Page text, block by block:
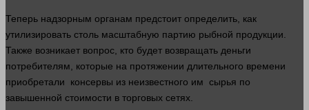
Теперь надзорным органам предстоит определить, как
утилизировать столь масштабную партию рыбной продукции.
Также возникает вопрос , кто будет возвращать деньги
потребителям, которые на протяжении длительного времени
приобретали консервы из неизвестного им сырья по
завышенной стоимости в торговых сетях.